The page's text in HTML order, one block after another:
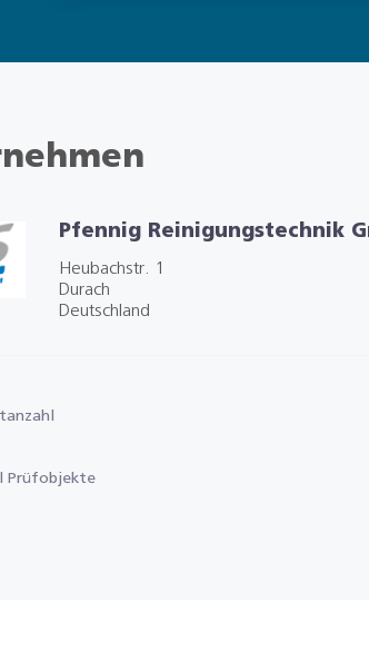
Pfennig Reinigungstechnik
Heubachstr. 1
Durach
Deutschland
Prüfobjekte